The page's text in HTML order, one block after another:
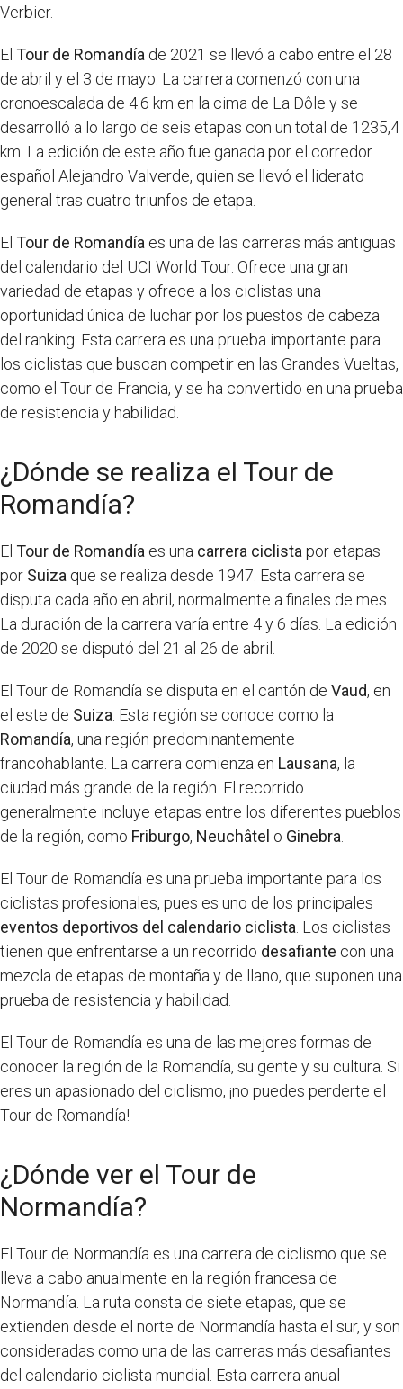
Verbier.
El Tour de Romandía de 2021 se llevó a cabo entre el 28
de abril y el 3 de mayo. La carrera comenzó con una
cronoescalada de 4.6 km en la cima de La Dôle y se
desarrolló a lo largo de seis etapas con un total de 1235,4
km. La edición de este año fue ganada por el corredor
español Alejandro Valverde, quien se llevó el liderato
general tras cuatro triunfos de etapa.
El Tour de Romandía es una de las carreras más antiguas
del calendario del UCI World Tour. Ofrece una gran
variedad de etapas y ofrece a los ciclistas una
oportunidad única de luchar por los puestos de cabeza
del ranking. Esta carrera es una prueba importante para
los ciclistas que buscan competir en las Grandes Vueltas,
como el Tour de Francia, y se ha convertido en una prueba
de resistencia y habilidad.
¿Dónde se realiza el Tour de
Romandía?
El Tour de Romandía es una carrera ciclista por etapas
por Suiza que se realiza desde 1947. Esta carrera se
disputa cada año en abril, normalmente a finales de mes.
La duración de la carrera varía entre 4 y 6 días. La edición
de 2020 se disputó del 21 al 26 de abril.
El Tour de Romandía se disputa en el cantón de Vaud, en
el este de Suiza . Esta región se conoce como la
Romandía, una región predominantemente
francohablante. La carrera comienza en Lausana, la
ciudad más grande de la región. El recorrido
generalmente incluye etapas entre los diferentes pueblos
de la región, como Friburgo, Neuchâtel o Ginebra
El Tour de Romandía es una prueba importante para los
ciclistas profesionales, pues es uno de los principales
eventos deportivos del calendario ciclista . Los ciclistas
tienen que enfrentarse a un recorrido desafiante con una
mezcla de etapas de montaña y de llano, que suponen una
prueba de resistencia y habilidad.
El Tour de Romandía es una de las mejores formas de
conocer la región de la Romandía, su gente y su cultura. Si
eres un apasionado del ciclismo, ¡no puedes perderte el
Tour de Romandía!
¿Dónde ver el Tour de
Normandía?
El Tour de Normandía es una carrera de ciclismo que se
lleva a cabo anualmente en la región francesa de
Normandía. La ruta consta de siete etapas, que se
extienden desde el norte de Normandía hasta el sur, y son
consideradas como una de las carreras más desafiantes
del calendario ciclista mundial. Esta carrera anual